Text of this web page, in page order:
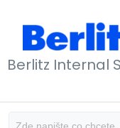
Berlitz Internal